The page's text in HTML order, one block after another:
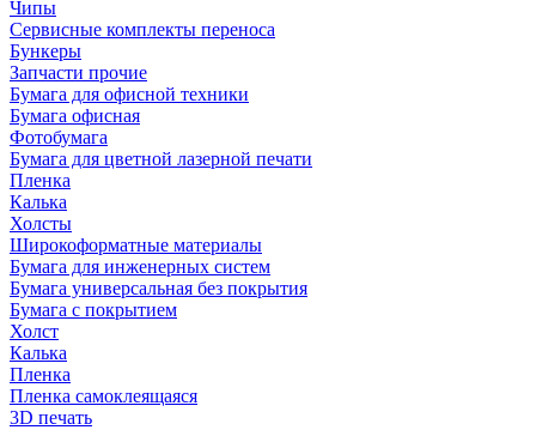
Чипы
Сервисные комплекты переноса
Бункеры
Запчасти прочие
Бумага для офисной техники
Бумага офисная
Фотобумага
Бумага для цветной лазерной печати
Пленка
Калька
Холсты
Широкоформатные материалы
Бумага для инженерных систем
Бумага универсальная без покрытия
Бумага с покрытием
Холст
Калька
Пленка
Пленка самоклеящаяся
3D печать